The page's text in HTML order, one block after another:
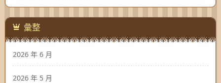
彙整
2026 年 6 月
2026 年 5 月